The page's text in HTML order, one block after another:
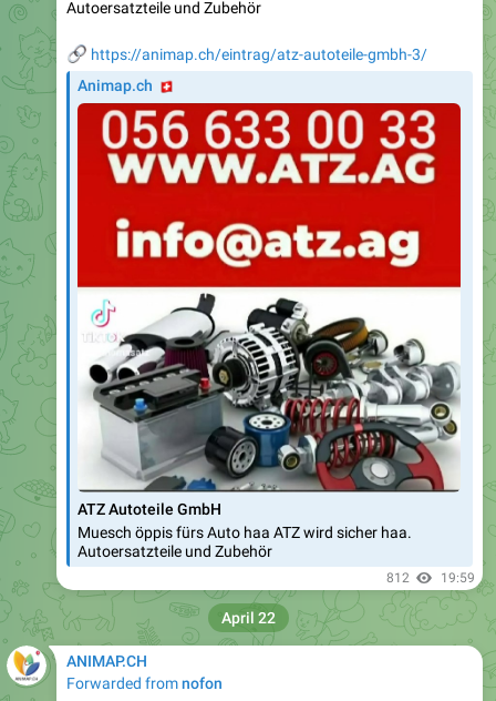
Autoersatzteile und Zubehör
https://animap.ch/eintrag/atz-autoteile-gmbh-3/
Animap.ch
🇨🇭
ATZ Autoteile GmbH
Muesch öppis fürs Auto haa ATZ wird sicher haa.
Autoersatzteile und Zubehör
812 19:59
ANIMAP.CH
Forwarded fromnofon
April 22